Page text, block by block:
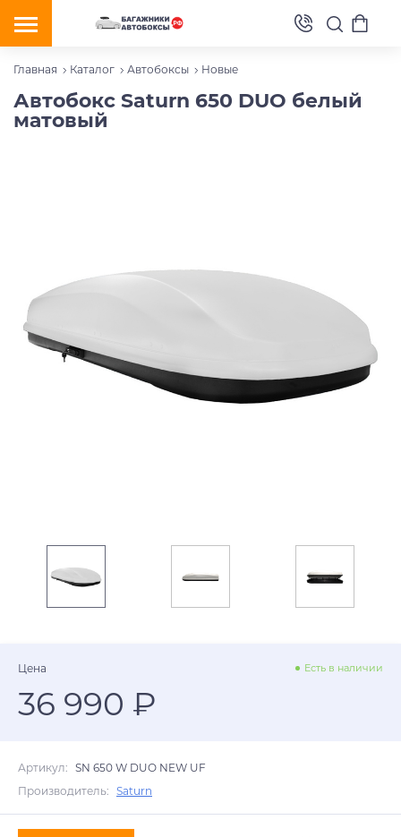
Главная Каталог Автобоксы Новые
Автобокс Saturn 650 DUO белый
матовый
Цена Есть в наличии
36 990 ₽
Артикул: SN 650 W DUO NEW UF
Производитель: Saturn